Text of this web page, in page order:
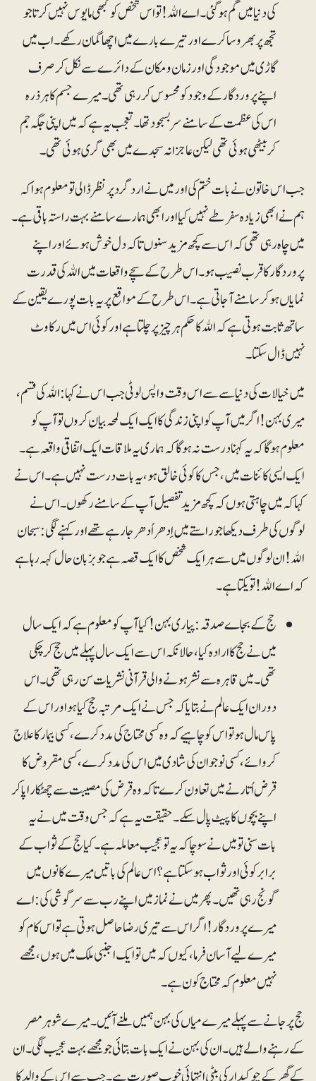
کی دنیا میں گم ہوگئی۔ اے اﷲ! تو اس شخص کو کبھی مایوس نہیں کرتا جو
تجھ پر بھروسا کرے اور تیرے بارے میں اچھا گمان رکھے۔ اب میں
گاڑی میں موجودگی اور زمان ومکان کے دائرے سے نکل کر صرف
اپنے پروردگار کے وجود کو محسوس کررہی تھی۔ میرے جسم کا ہر ذرہ
اس کی عظمت کے سامنے سربسجود تھا۔ تعجب یہ ہے کہ میں اپنی جگہ جم
کر بیٹھی ہوئی تھی لیکن عاجزانہ سجدے میں بھی گری ہوئی تھی۔
جب اس خاتون نے بات ختم کی اور میں نے ارد گرد پر نظر ڈالی تو معلوم ہوا کہ
ہم نے ابھی زیادہ سفر طے نہیں کیا اور ابھی ہمارے سامنے بہت راستہ باقی ہے۔
میں چاہ رہی تھی کہ اس سے کچھ مزید سنوں تاکہ دل خوش ہوئے اور اپنے
پروردگار کا قرب نصیب ہو۔ اس طرح کے سچے واقعات میں اﷲ کی قدرت
نمایاں ہوکر سامنے آجاتی ہے۔ اس طرح کے مواقع پر یہ بات پورے یقین کے
ساتھ ثابت ہوتی ہے کہ اﷲ کا حکم ہرچیز پر چلتا ہے اور کوئی اس میں رکاوٹ
نہیں ڈال سکتا۔
میں خیالات کی دنیا سے سے اس وقت واپس لوٹی جب اس نے کہا: اﷲ کی قسم،
میری بہن! اگر میں آپ کو اپنی زندگی کا ایک ایک لمحہ بیان کروں تو آپ کو
معلوم ہوگا کہ یہ کہنا درست نہ ہوگا کہ ہماری یہ ملاقات ایک اتفاقی واقعہ ہے۔
ایک ایسی کائنات میں، جس کا کوئی خالق ہو، یہ بات درست نہیں ہے۔ اس نے
کہا کہ میں چاہتی ہوں کہ کچھ مزید تفصیل آپ کے سامنے رکھوں۔ اس نے
لوگوں کی طرف دیکھا جو راستے میں اِدھر اُدھر جارہے تھے اور کہنے لگی: سبحان
اﷲ! ان لوگوں میں سے ہر ایک شخص کا ایک قصہ ہے جو بزبان حال کہہ رہا ہے
کہ اے اﷲ! تو یکتا ہے۔
حج کے بجاے صدقہ: پیاری بہن! کیا آپ کو معلوم ہے کہ ایک سال
میں نے حج کا ارادہ کیا، حالانکہ اس سے ایک سال پہلے میں حج کرچکی
تھی۔ میں قاہرہ سے نشر ہونے والی قرآنی نشریات سن رہی تھی۔ اس
دوران ایک عالم نے بتایا کہ جس نے ایک مرتبہ حج کیا ہو اور اس کے
پاس مال ہو تو اس کو چاہیے کہ وہ کسی محتاج کی مدد کرے، کسی بیمار کا علاج
کروائے، کسی نوجوان کی شادی میں اس کی مدد کرے، کسی مقروض کا
قرض اُتارنے میں تعاون کرے تاکہ وہ قرض کی مصیبت سے چھٹکارا پاکر
اپنے بچوں کا پیٹ پال سکے۔ حقیقت یہ ہے کہ جس وقت میں نے یہ
بات سنی تو میں نے سوچا کہ یہ تو عجیب معاملہ ہے۔ کیا حج کے ثواب کے
برابر کوئی اور ثواب ہوسکتا ہے؟ اس عالم کی باتیں میرے کانوں میں
گونج رہی تھیں۔ پھر میں نے نماز میں اپنے رب سے سرگوشی کی: اے
میرے پروردگار! اگر اس سے تیری رضا حاصل ہوتی ہے تو اس کام کو
میرے لیے آسان فرما، کیوں کہ میں تو ایک اجنبی ملک میں ہوں، مجھے
نہیں معلوم کہ محتاج کون ہے۔
حج پر جانے سے پہلے میرے میاں کی بہن ہمیں ملنے آئیں۔ میرے شوہر مصر
کے رہنے والے ہیں۔ ان کی بہن نے ایک بات بتائی جو مجھے بہت عجیب لگی۔ ان